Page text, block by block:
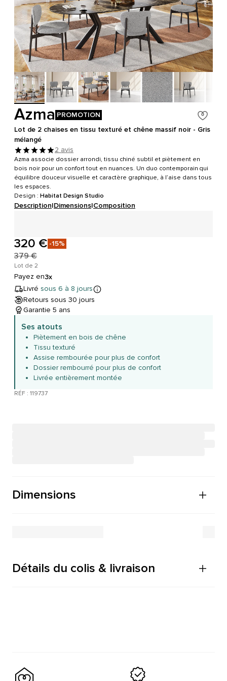
Azma PROMOTION
Lot de 2 chaises en tissu texturé et chêne massif noir - Gris
mélangé
2 avis
Azma associe dossier arrondi, tissu chiné subtil et piètement en
bois noir pour un confort tout en nuances. Un duo contemporain qui
équilibre douceur visuelle et caractère graphique, à l’aise dans tous
les espaces.
Design : Habitat Design Studio
Description|Dimensions|Composition
320 € -15%
379 €
Lot de 2
Payez en3x
Livré sous 6 à 8 jours
Retours sous 30 jours
Garantie 5 ans
Ses atouts
Piètement en bois de chêne
Tissu texturé
Assise rembourée pour plus de confort
Dossier rembourré pour plus de confort
Livrée entièrement montée
RÉF : 119737
Dimensions
Détails du colis & livraison